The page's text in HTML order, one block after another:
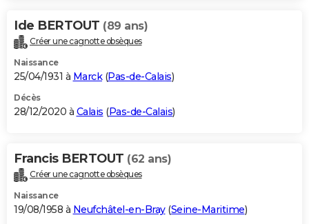
Ide BERTOUT (89 ans)
Créer une cagnotte obsèques
Naissance
25/04/1931 à Marck(Pas-de-Calais)
Décès
28/12/2020 à Calais (Pas-de-Calais)
Francis BERTOUT (62 ans)
Créer une cagnotte obsèques
Naissance
19/08/1958 à Neufchâtel-en-Bray(Seine-Maritime)